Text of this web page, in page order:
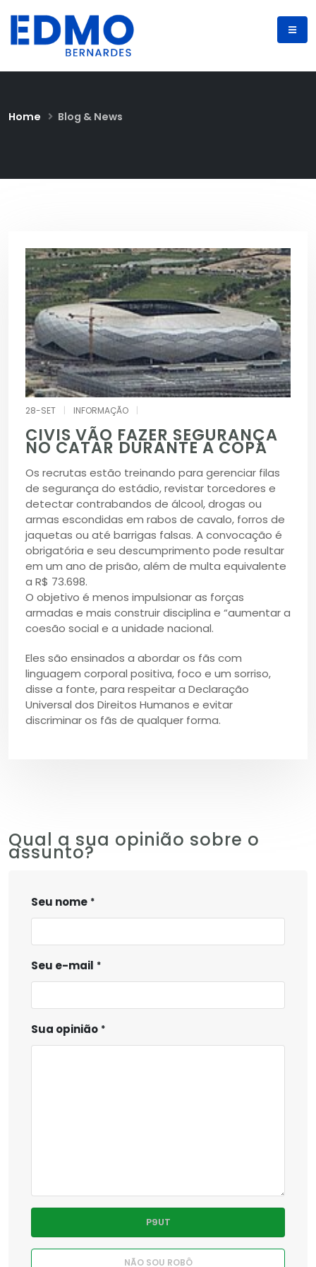
Home Blog & News
28-SET INFORMAÇÃO
CIVIS VÃO FAZER SEGURANÇA
NO CATAR DURANTE A COPA
Os recrutas estão treinando para gerenciar filas
de segurança do estádio, revistar torcedores e
detectar contrabandos de álcool, drogas ou
armas escondidas em rabos de cavalo, forros de
jaquetas ou até barrigas falsas. A convocação é
obrigatória e seu descumprimento pode resultar
em um ano de prisão, além de multa equivalente
a R$ 73.698.
O objetivo é menos impulsionar as forças
armadas e mais construir disciplina e “aumentar a
coesão social e a unidade nacional.
Eles são ensinados a abordar os fãs com
linguagem corporal positiva, foco e um sorriso,
disse a fonte, para respeitar a Declaração
Universal dos Direitos Humanos e evitar
discriminar os fãs de qualquer forma.
Qual a sua opinião sobre o
assunto?
Seu nome
Seu e-mail
Sua opinião